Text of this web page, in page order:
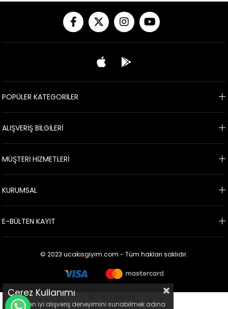
POPÜLER KATEGORİLER
ALIŞVERİŞ BİLGİLERİ
MÜŞTERİ HİZMETLERİ
KURUMSAL
E-BÜLTEN KAYIT
© 2023 ucakisgiyim.com - Tüm hakları saklıdır.
Çerez Kullanımı
Sizlere en iyi alışveriş deneyimini sunabilmek adına
WHATSAPP İLE BİLGİ AL